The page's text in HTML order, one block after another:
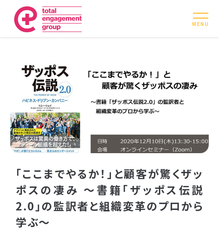
MENU
「ここまでやるか！」と顧客が驚くザッ
ポスの凄み 〜書籍「ザッポス伝説
2.0」の監訳者と組織変革のプロから
学ぶ〜